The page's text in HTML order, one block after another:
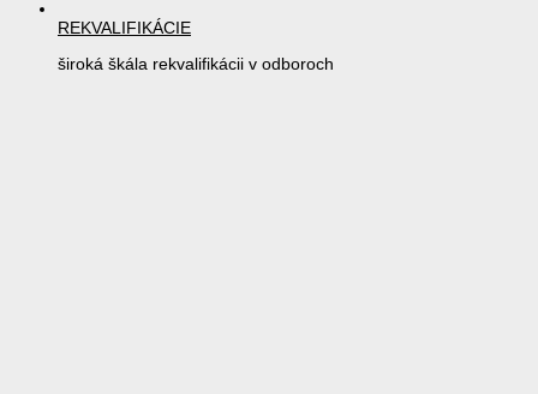
REKVALIFIKÁCIE
široká škála rekvalifikácii v odboroch